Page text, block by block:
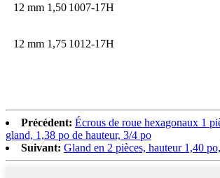
12 mm 1,50 1007-17H
12 mm 1,75 1012-17H
Précédent: Écrous de roue hexagonaux 1
gland, 1,38 po de hauteur, 3/4 po
Suivant: Gland en 2 pièces, hauteur 1,40